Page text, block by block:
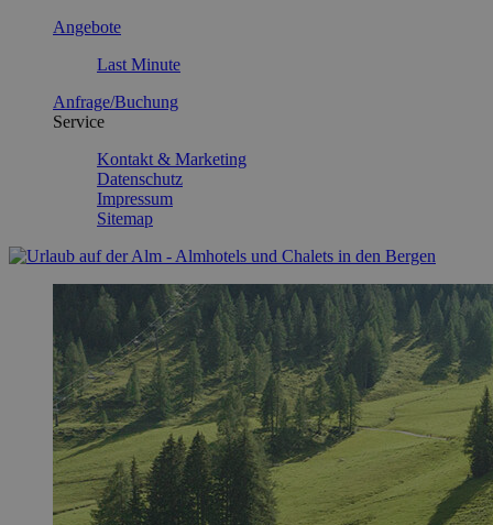
Angebote
Last Minute
Anfrage/Buchung
Service
Kontakt & Marketing
Datenschutz
Impressum
Sitemap